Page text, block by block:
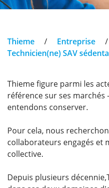
Thieme / Entreprise /
Technicien(ne) SAV
Thieme figure parmi les
référence sur ses
entendons conserver.
Pour cela, nous
collaborateurs engagés et
collective.
Depuis plusieurs